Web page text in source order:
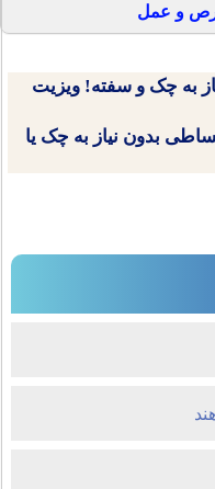
و عمل
به چک و سفته! ویزیت
بدون نیاز به چک یا